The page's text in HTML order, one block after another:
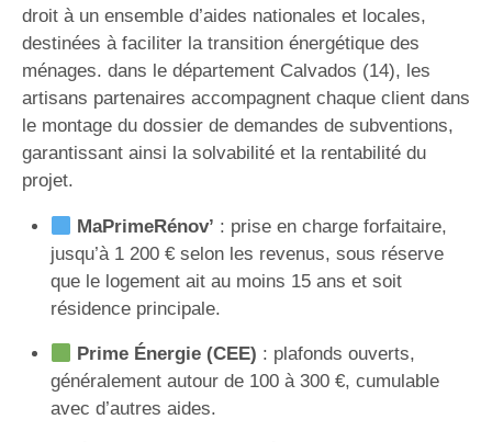
droit à un ensemble d’aides nationales et locales,
destinées à faciliter la transition énergétique des
ménages. dans le département Calvados (14), les
artisans partenaires accompagnent chaque client dans
le montage du dossier de demandes de subventions,
garantissant ainsi la solvabilité et la rentabilité du
projet.
MaPrimeRénov’ : prise en charge forfaitaire,
jusqu’à 1 200 € selon les revenus, sous réserve
que le logement ait au moins 15 ans et soit
résidence principale.
Prime Énergie (CEE) : plafonds ouverts,
généralement autour de 100 à 300 €, cumulable
avec d’autres aides.